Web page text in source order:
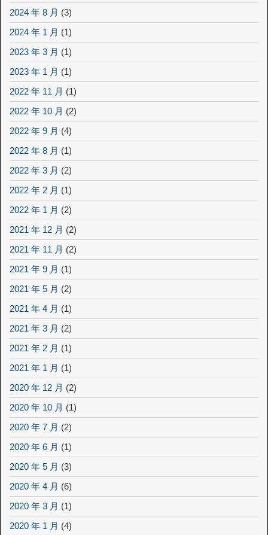
2024 年 8 月 (3)
2024 年 1 月 (1)
2023 年 3 月 (1)
2023 年 1 月 (1)
2022 年 11 月 (1)
2022 年 10 月 (2)
2022 年 9 月 (4)
2022 年 8 月 (1)
2022 年 3 月 (2)
2022 年 2 月 (1)
2022 年 1 月 (2)
2021 年 12 月 (2)
2021 年 11 月 (2)
2021 年 9 月 (1)
2021 年 5 月 (2)
2021 年 4 月 (1)
2021 年 3 月 (2)
2021 年 2 月 (1)
2021 年 1 月 (1)
2020 年 12 月 (2)
2020 年 10 月 (1)
2020 年 7 月 (2)
2020 年 6 月 (1)
2020 年 5 月 (3)
2020 年 4 月 (6)
2020 年 3 月 (1)
2020 年 1 月 (4)